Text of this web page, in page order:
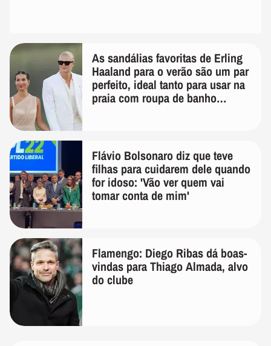
As sandálias favoritas de Erling
Haaland para o verão são um par
perfeito, ideal tanto para usar na
praia com roupa de banho
Flávio Bolsonaro diz que teve
filhas para cuidarem dele quando
for idoso: 'Vão ver quem vai
tomar conta de mim'
Flamengo: Diego Ribas dá boas-
vindas para Thiago Almada, alvo
do clube